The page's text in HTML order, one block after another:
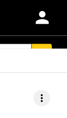
person
more_vert